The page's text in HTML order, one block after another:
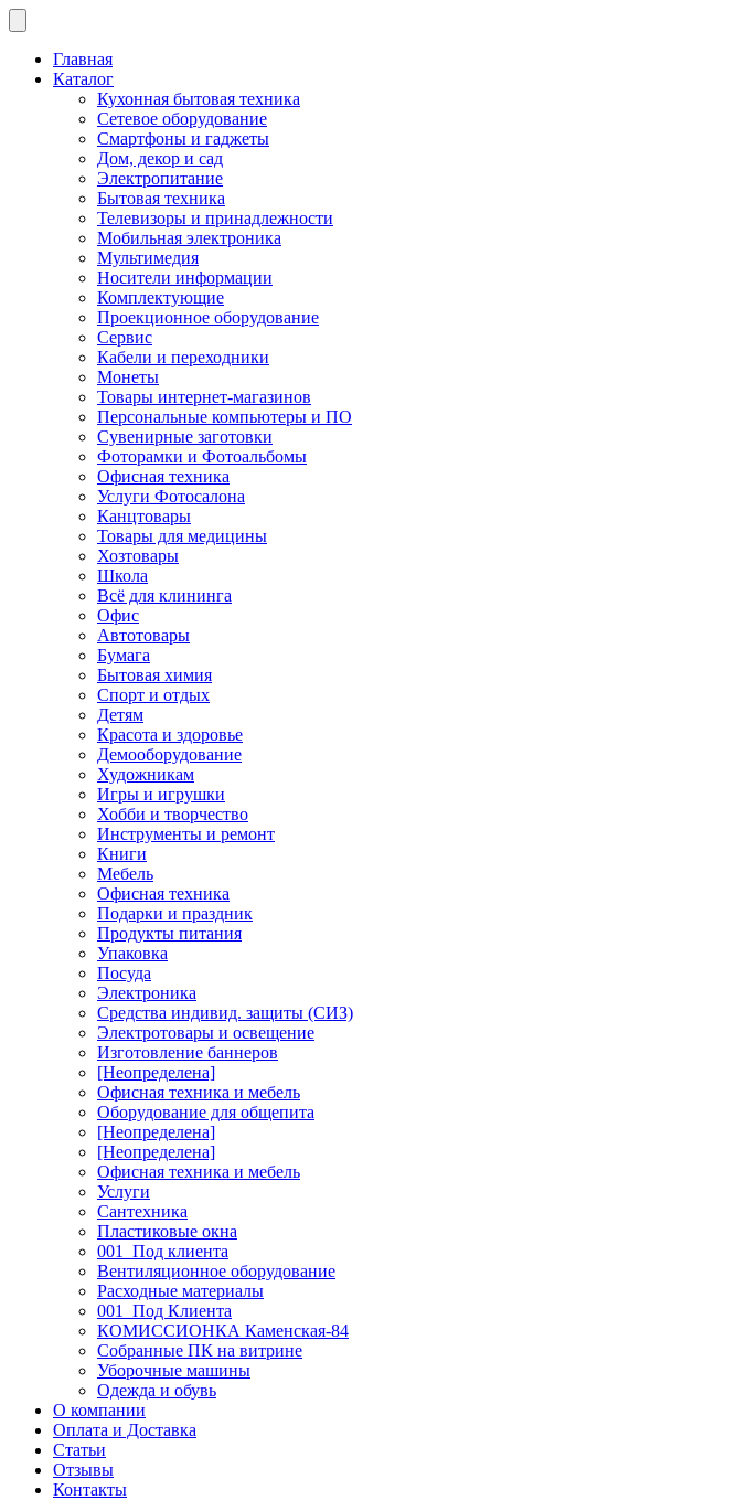
Главная
Каталог
Кухонная бытовая техника
Сетевое оборудование
Смартфоны и гаджеты
Дом, декор и сад
Электропитание
Бытовая техника
Телевизоры и принадлежности
Мобильная электроника
Мультимедия
Носители информации
Комплектующие
Проекционное оборудование
Сервис
Кабели и переходники
Монеты
Товары интернет-магазинов
Персональные компьютеры и ПО
Сувенирные заготовки
Фоторамки и Фотоальбомы
Офисная техника
Услуги Фотосалона
Канцтовары
Товары для медицины
Хозтовары
Школа
Всё для клининга
Офис
Автотовары
Бумага
Бытовая химия
Спорт и отдых
Детям
Красота и здоровье
Демооборудование
Художникам
Игры и игрушки
Хобби и творчество
Инструменты и ремонт
Книги
Мебель
Офисная техника
Подарки и праздник
Продукты питания
Упаковка
Посуда
Электроника
Средства индивид. защиты (СИЗ)
Электротовары и освещение
Изготовление баннеров
[Неопределена]
Офисная техника и мебель
Оборудование для общепита
[Неопределена]
[Неопределена]
Офисная техника и мебель
Услуги
Сантехника
Пластиковые окна
001_Под клиента
Вентиляционное оборудование
Расходные материалы
001_Под Клиента
КОМИССИОНКА Каменская-84
Собранные ПК на витрине
Уборочные машины
Одежда и обувь
О компании
Оплата и Доставка
Статьи
Отзывы
Контакты